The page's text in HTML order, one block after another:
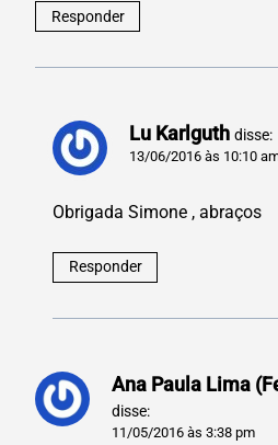
Responder
Lu Karlguth disse:
13/06/2016 às 10:10
Obrigada Simone , abraços
Responder
Ana Paula Lima
disse:
11/05/2016 às 3:38 pm